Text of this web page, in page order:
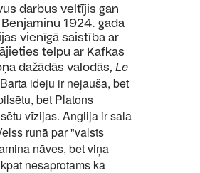
darbus veltījis gan
1924. gada
vienīgā saistība ar
telpu ar Kafkas
dažādās valodās, Le
ideju ir nejauša, bet
bet Platons
vīzijas. Anglija ir sala
runā par "valsts
nāves, bet viņa
nesaprotams kā